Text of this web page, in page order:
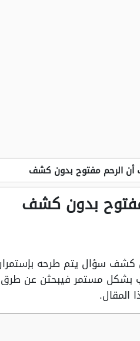
أن الرحم مفتوح بدون كشف
بدون كشف
سؤال يتم طرحه بإستمرار
بشكل مستمر فيبحثن عن طرق
المقال.